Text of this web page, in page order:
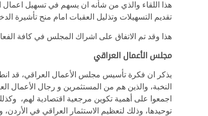
هذا اللقاء والذي من شأنه ان يسهم في تسهيل اعمال
تقديم التسهيلات وتذليل العقبات امام منح تأشيرة
هذا وقد تم الاتفاق على اشراك المجلس في كافة
مجلس الأعمال العراقي
يذكر ان فكرة تأسيس مجلس الأعمال العراقي، قد
النخبة، والذين هم من المستثمرين و رجال الأعمال
اجمعوا على أهمية تكوين مرجعية اقتصادية لهم،
توحيدها، وذلك لتعظيم الاستثمار العراقي في